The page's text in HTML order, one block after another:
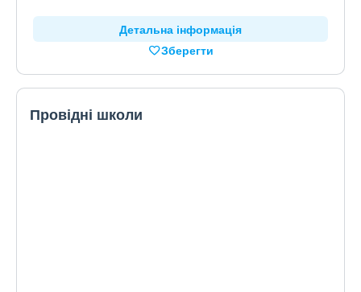
Детальна інформація
Зберегти
Провідні школи